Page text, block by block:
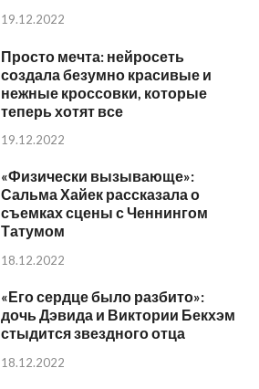
19.12.2022
Просто мечта: нейросеть
создала безумно красивые и
нежные кроссовки, которые
теперь хотят все
19.12.2022
«Физически вызывающе»:
Сальма Хайек рассказала о
съемках сцены с Ченнингом
Татумом
18.12.2022
«Его сердце было разбито»:
дочь Дэвида и Виктории Бекхэм
стыдится звездного отца
18.12.2022